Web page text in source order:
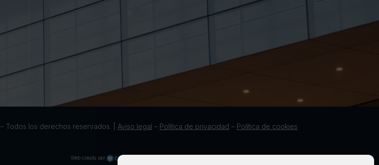
– Todos los derechos reservados. | Aviso legal – Política de privacidad – Política de cookies
Web creada por